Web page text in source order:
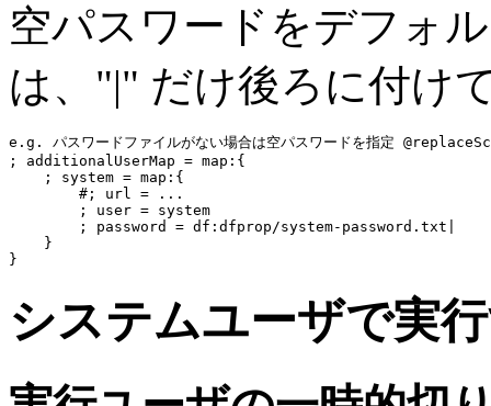
空パスワードをデフォ
は、"|" だけ後ろに付け
e.g. パスワードファイルがない場合は空パスワードを指定
; additionalUserMap = map: {
    ; system =
map: {
#; url = ...
        ; user = system
        ; password = df:dfprop/system-password.txt|
    }
システムユーザで実